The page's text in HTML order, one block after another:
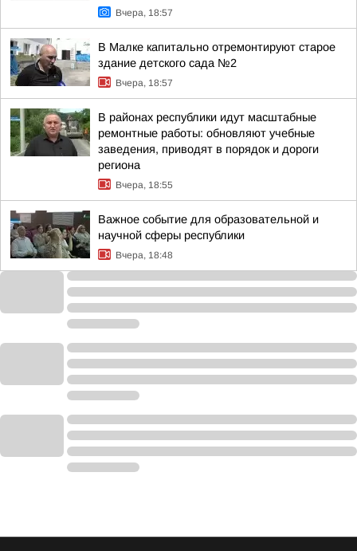
Вчера, 18:57
В Малке капитально отремонтируют старое
здание детского сада №2
Вчера, 18:57
В районах республики идут масштабные
ремонтные работы: обновляют учебные
заведения, приводят в порядок и дороги
региона
Вчера, 18:55
Важное событие для образовательной и
научной сферы республики
Вчера, 18:48